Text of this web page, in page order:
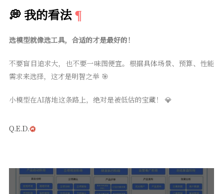
💭 我的看法
选模型就像选工具，合适的才是最好的！
不要盲目追求大，也不要一味图便宜。根据具体场景、预算、性能
需求来选择，这才是明智之举 🎯
小模型在AI落地这条路上，绝对是被低估的宝藏！ 💎
Q.E.D.